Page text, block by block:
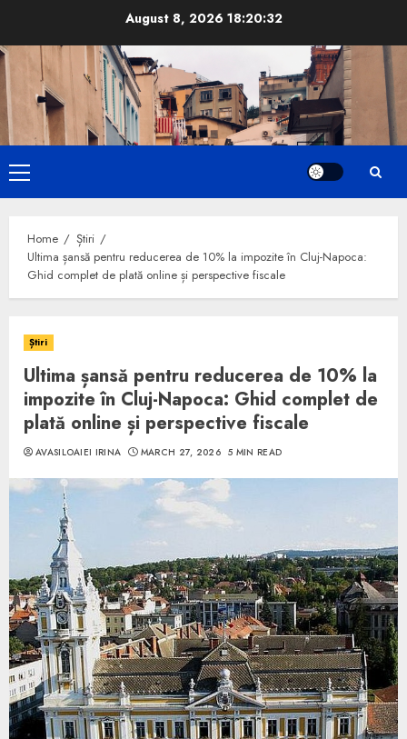
content
August 8, 2026 18:20:34
Primary
Menu
Home
Știri
Ultima șansă pentru reducerea de 10% la impozite în Cluj-Napoca:
Ghid complet de plată online și perspective fiscale
Știri
Ultima șansă pentru reducerea de 10% la
impozite în Cluj-Napoca: Ghid complet de
plată online și perspective fiscale
AVASILOAIEI IRINA MARCH 27, 2026 5 MIN READ